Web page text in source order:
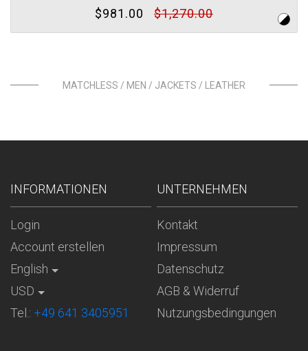
$981.00
$1,270.00
MATCHLESS / MEN / JACKETS / LEATHER
INFORMATIONEN
Login
Account erstellen
English
USD
Tel.: +49 641 3405951
UNTERNEHMEN
Kontakt
Impressum
Datenschutz
AGB & Widerruf
Nutzungsbedingungen